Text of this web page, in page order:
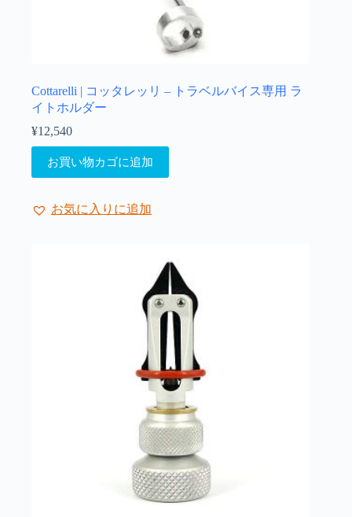
Cottarelli | コッタレッリ – トラベルバイス専用 ラ
イトホルダー
¥12,540
お買い物カゴに追加
お気に入りに追加